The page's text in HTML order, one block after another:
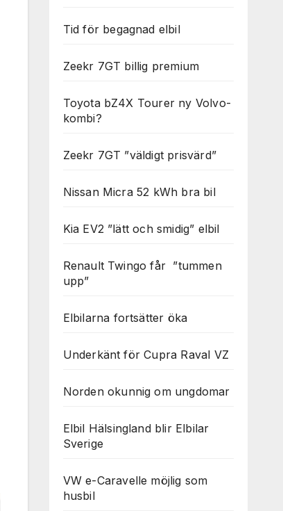
Tid för begagnad elbil
Zeekr 7GT billig premium
Toyota bZ4X Tourer ny Volvo-
kombi?
Zeekr 7GT ”väldigt prisvärd”
Nissan Micra 52 kWh bra bil
Kia EV2 ”lätt och smidig” elbil
Renault Twingo får ”tummen
upp”
Elbilarna fortsätter öka
Underkänt för Cupra Raval VZ
Norden okunnig om ungdomar
Elbil Hälsingland blir Elbilar
Sverige
VW e-Caravelle möjlig som
husbil